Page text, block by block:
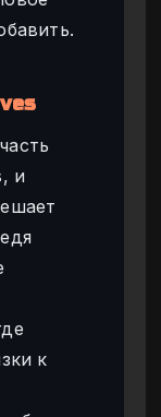
и
к